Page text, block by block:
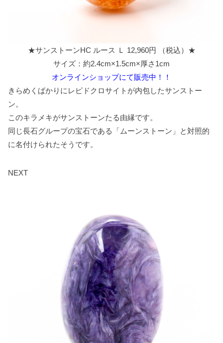
★サンストーンHC ルース Ｌ 12,960円 （税込）★
サイズ：約2.4cm×1.5cm×厚さ1cm
オンラインショップにて販売中！！
きらめくばかりにレピドクロサイトが内包したサンストー
ン。
このキラメキがサンストーンたる由縁です。
同じ長石グループの宝石である「ムーンストーン」と対照的
に名付けられたそうです。
NEXT